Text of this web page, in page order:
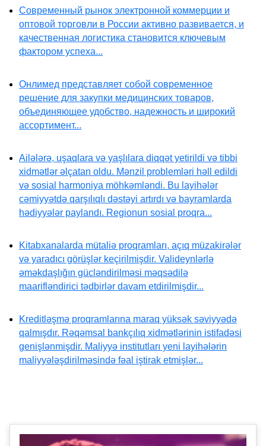
Современный рынок электронной коммерции и
оптовой торговли в России активно развивается, и
качественная логистика становится ключевым
фактором успеха...
Онлимед представляет собой современное
решение для закупки медицинских товаров,
объединяющее удобство, надежность и широкий
ассортимент...
Ailələrə, uşaqlara və yaşlılara diqqət yetirildi və tibbi
xidmətlər əlçatan oldu. Mənzil problemləri həll edildi
və sosial harmoniya möhkəmləndi. Bu layihələr
cəmiyyətdə qarşılıqlı dəstəyi artırdı və bayramlarda
hədiyyələr paylandı. Regionun sosial proqra...
Kitabxanalarda mütaliə proqramları, açıq müzakirələr
və yaradıcı görüşlər keçirilmişdir. Valideynlərlə
əməkdaşlığın gücləndirilməsi məqsədilə
maarifləndirici tədbirlər davam etdirilmişdir...
Kreditləşmə proqramlarına maraq yüksək səviyyədə
qalmışdır. Rəqəmsal bankçılıq xidmətlərinin istifadəsi
genişlənmişdir. Maliyyə institutları yeni layihələrin
maliyyələşdirilməsində fəal iştirak etmişlər...